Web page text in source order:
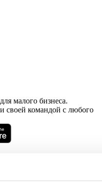
малого бизнеса.
своей командой с любого